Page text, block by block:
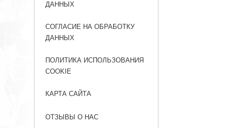
ДАННЫХ
СОГЛАСИЕ НА ОБРАБОТКУ
ДАННЫХ
ПОЛИТИКА ИСПОЛЬЗОВАНИЯ
COOKIE
КАРТА САЙТА
ОТЗЫВЫ О НАС